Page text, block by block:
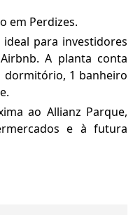
em Perdizes.
para investidores
A planta conta
dormitório, 1 banheiro
ao Allianz Parque,
e à futura